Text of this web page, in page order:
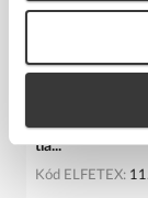
SIEMENS
0AA10-0AA0
tla...
Kód ELFETEX